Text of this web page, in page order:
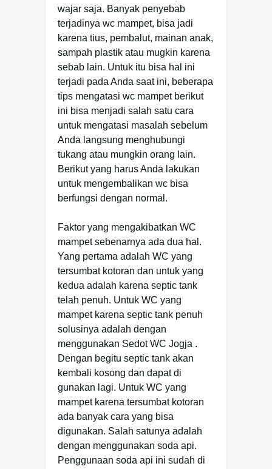
wajar saja. Banyak penyebab
terjadinya wc mampet, bisa jadi
karena tius, pembalut, mainan anak,
sampah plastik atau mugkin karena
sebab lain. Untuk itu bisa hal ini
terjadi pada Anda saat ini, beberapa
tips mengatasi wc mampet berikut
ini bisa menjadi salah satu cara
untuk mengatasi masalah sebelum
Anda langsung menghubungi
tukang atau mungkin orang lain.
Berikut yang harus Anda lakukan
untuk mengembalikan wc bisa
berfungsi dengan normal.
Faktor yang mengakibatkan WC
mampet sebenarnya ada dua hal.
Yang pertama adalah WC yang
tersumbat kotoran dan untuk yang
kedua adalah karena septic tank
telah penuh. Untuk WC yang
mampet karena septic tank penuh
solusinya adalah dengan
menggunakan Sedot WC Jogja .
Dengan begitu septic tank akan
kembali kosong dan dapat di
gunakan lagi. Untuk WC yang
mampet karena tersumbat kotoran
ada banyak cara yang bisa
digunakan. Salah satunya adalah
dengan menggunakan soda api.
Penggunaan soda api ini sudah di